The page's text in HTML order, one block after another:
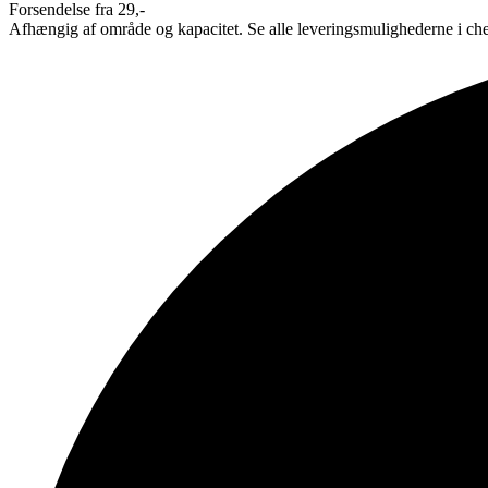
Forsendelse fra 29,-
Afhængig af område og kapacitet. Se alle leveringsmulighederne i